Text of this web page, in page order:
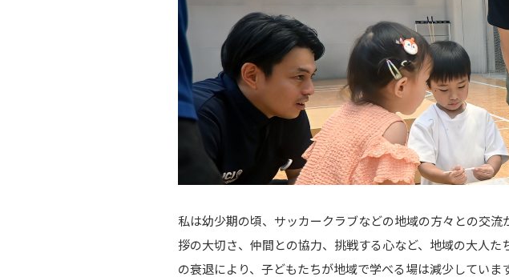
私は幼少期の頃、サッカークラブなどの地域の方々との交
拶の大切さ、仲間との協力、挑戦する心など、地域の大人
の衰退により、子どもたちが地域で学べる場は減少してい